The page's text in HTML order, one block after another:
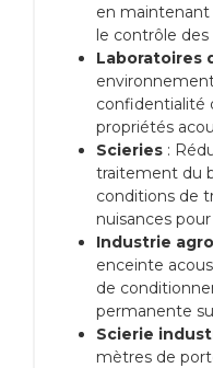
en
le contrôle des
Laboratoires
confidentialité
propriétés
Scieries :
traitement du
conditions de
nuisances
Industrie
enceinte
de
permanente
Scierie
mètres de